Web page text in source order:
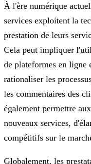
À l'ère numérique
services exploitent la
prestation de leurs
Cela peut impliquer
de plateformes en ligne
rationaliser les
les commentaires des
également permettre
nouveaux services,
compétitifs sur le
Globalement, les